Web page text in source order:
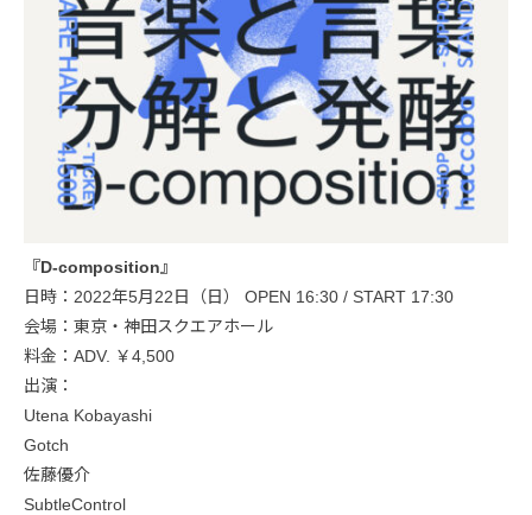
『D-composition』
日時：2022年5月22日（日） OPEN 16:30 / START 17:30
会場：東京・神田スクエアホール
料金：ADV. ￥4,500
出演：
Utena Kobayashi
Gotch
佐藤優介
SubtleControl